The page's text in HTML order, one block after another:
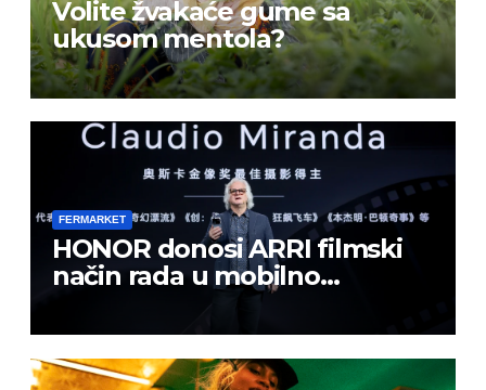
Volite žvakaće gume sa
ukusom mentola?
FERMARKET
HONOR donosi ARRI filmski
način rada u mobilno
kreiranje sadržaja